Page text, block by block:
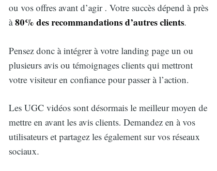
ou vos offres avant d’agir . Votre succès dépend à près
à80% des recommandations d’autres clients.
Pensez donc à intégrer à votre landing page un ou
plusieurs avis ou témoignages clients qui mettront
votre visiteur en confiance pour passer à l’action.
Les UGC vidéos sont désormais le meilleur moyen de
mettre en avant les avis clients. Demandez en à vos
utilisateurs et partagez les également sur vos réseaux
sociaux.
for: